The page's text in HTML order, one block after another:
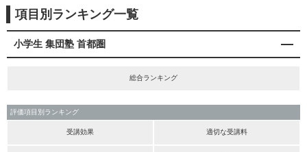
項目別ランキング一覧
小学生 集団塾 首都圏
総合ランキング
評価項目別ランキング
受講効果 適切な受講料